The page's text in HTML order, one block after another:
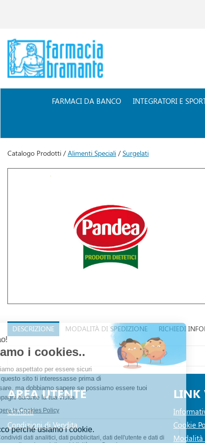
Farmacia
Bramante
FARMACI DA BANCO INTEGRATORI E
Catalogo Prodotti /Alimenti Speciali /Surgelati
DESCRIZIONE MODALITÀ DI SPEDIZIONE RICHIEDI
AREA UTENTE
Contatti
Condizioni di Vendita
LINK
Cookie
Modalità